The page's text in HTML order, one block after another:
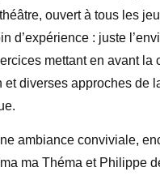
ouvert à tous les
d’expérience : juste
mettant en avant la
et diverses approches de
ambiance conviviale,
ma Théma et Philippe